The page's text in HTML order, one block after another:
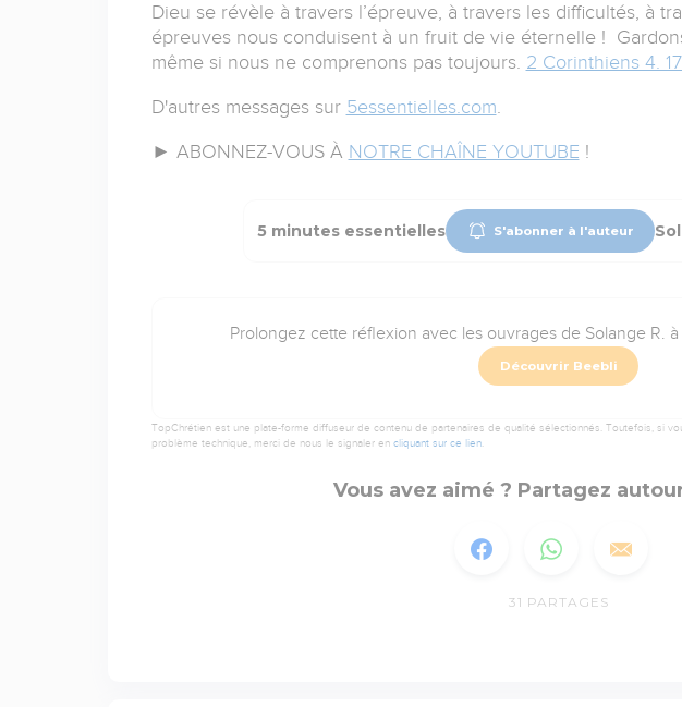
Dieu se révèle à travers l’épreuve, à travers les difficultés, à
épreuves nous conduisent à un fruit de vie éternelle !
même si nous ne comprenons pas toujours. 2 Corinthiens 4.
D'autres messages sur 5essentielles.com.
► ABONNEZ-VOUS À NOTRE CHAÎNE YOUTUBE !
5 minutes essentielles S'abonner à l'auteur
Prolongez cette réflexion avec les ouvrages de Solange R.
Découvrir Beebli
TopChrétien est une plate-forme diffuseur de contenu de partenaires de qualité sélectionnés. Toutefois, si
problème technique, merci de nous le signaler en cliquant sur ce lien.
Vous avez aimé ? Partagez
31 PARTAGES